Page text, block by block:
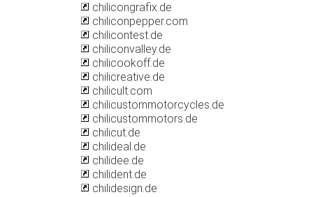
chilicongrafix.de
chiliconpepper.com
chilicontest.de
chiliconvalley.de
chilicookoff.de
chilicreative.de
chilicult.com
chilicustommotorcycles.de
chilicustommotors.de
chilicut.de
chilideal.de
chilidee.de
chilident.de
chilidesign.de